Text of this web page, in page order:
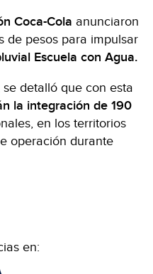
Coca-Cola anunciaron
de pesos para impulsar
Escuela con Agua.
detalló que con esta
la integración de 190
en los territorios
operación durante
en: